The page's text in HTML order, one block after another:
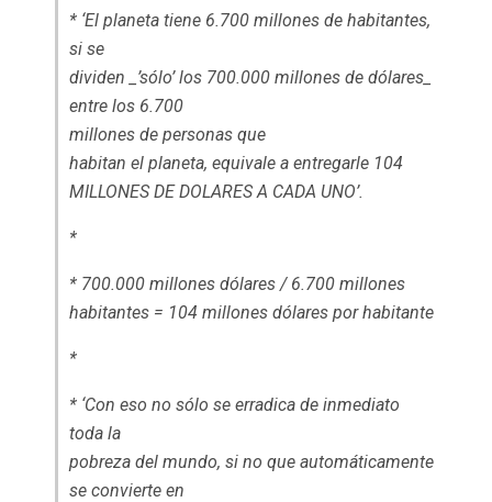
* ‘El planeta tiene 6.700 millones de habitantes,
si se
dividen _’sólo’ los 700.000 millones de dólares_
entre los 6.700
millones de personas que
habitan el planeta, equivale a entregarle 104
MILLONES DE DOLARES A CADA UNO’.
*
* 700.000 millones dólares / 6.700 millones
habitantes = 104 millones dólares por habitante
*
* ‘Con eso no sólo se erradica de inmediato
toda la
pobreza del mundo, si no que automáticamente
se convierte en